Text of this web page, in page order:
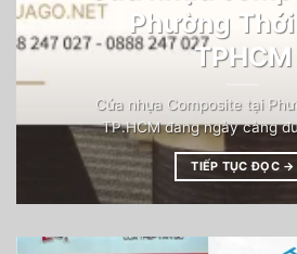
Phường
TPHCM
Cửa nhựa Composite tại
TP.HCM đang ngày càng
TIẾP TỤC ĐỌC →